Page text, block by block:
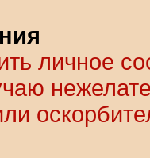
личное